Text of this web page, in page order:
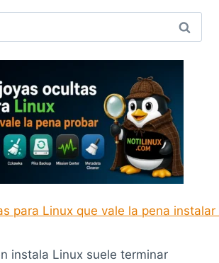
para Linux que vale la pena instalar
instala Linux suele terminar